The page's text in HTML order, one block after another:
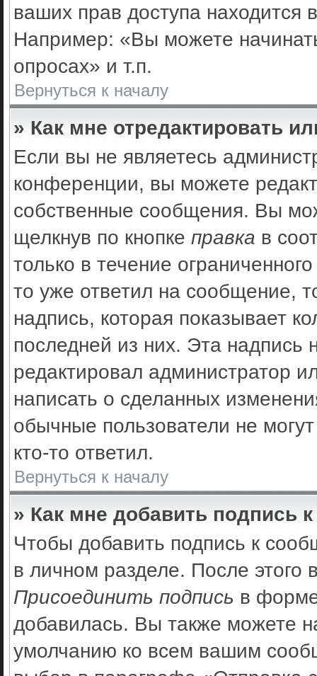
ваших прав доступа
Например: «Вы можете
опросах» и т.п.
Вернуться к началу
» Как мне отредактировать
Если вы не являетесь
конференции, вы можете
собственные сообщения. Вы
щелкнув по кнопке правка в
только в течение
то уже ответил на сообщение,
надпись, которая показывает
последней из них. Эта надпись
редактировал администратор
написать о сделанных
обычные пользователи не
кто-то ответил.
Вернуться к началу
» Как мне добавить подпись
Чтобы добавить подпись к
в личном разделе. После
Присоединить подпись в
добавилась. Вы также можете
умолчанию ко всем вашим